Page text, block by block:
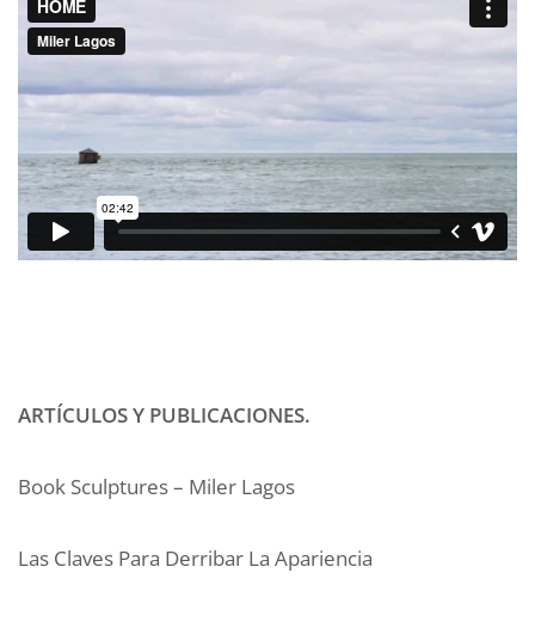
ARTÍCULOS Y PUBLICACIONES.
Book Sculptures – Miler Lagos
Las Claves Para Derribar La Apariencia